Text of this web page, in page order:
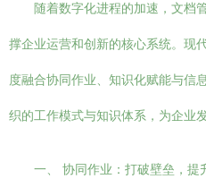
随着数字化进程的加速，文档
撑企业运营和创新的核心系统。现
度融合协同作业、知识化赋能与信
织的工作模式与知识体系，为企业
一、 协同作业：打破壁垒，提